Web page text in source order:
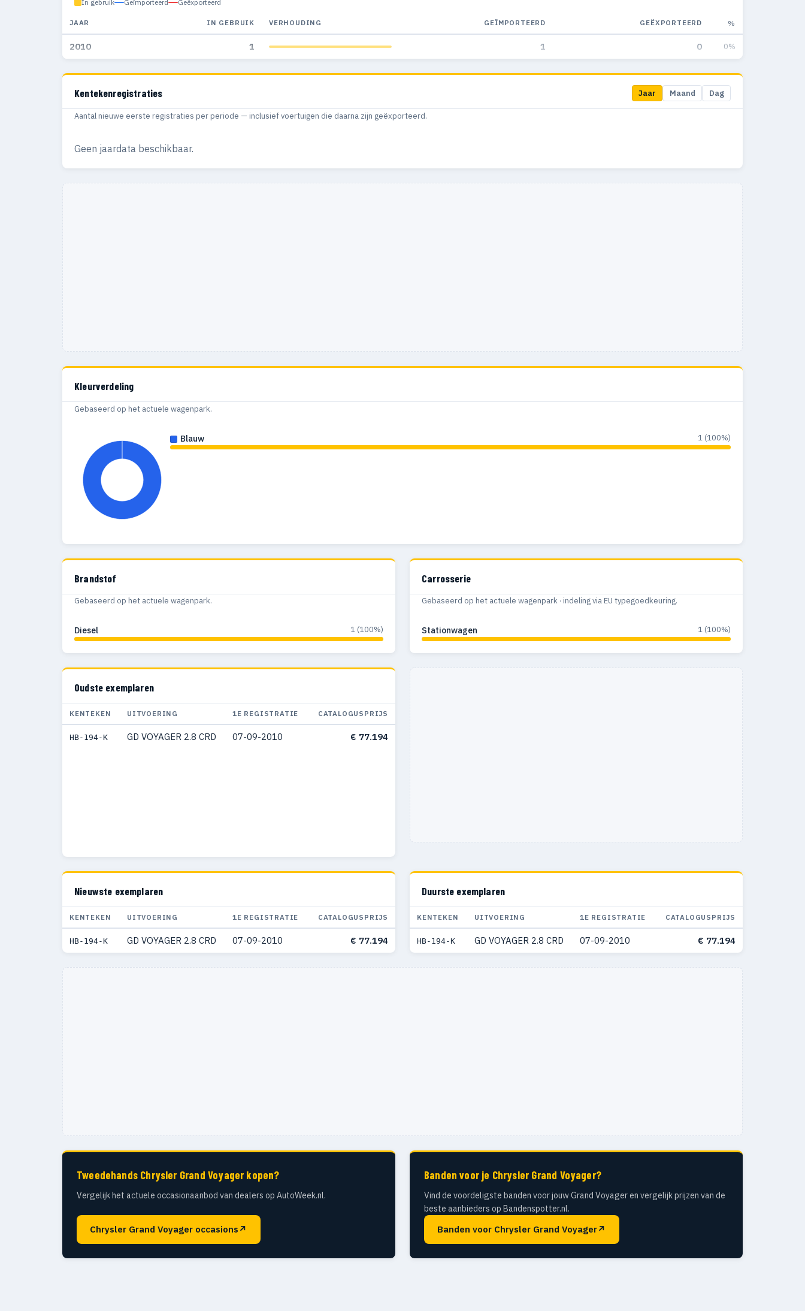
In gebruik Geïmporteerd Geëxporteerd
JAAR IN GEBRUIK VERHOUDING GEÏMPORTEERD GEËXPORTEERD %
2010 1 1 0 0%
Kentekenregistraties Jaar Maand Dag
Aantal nieuwe eerste registraties per periode — inclusief voertuigen die daarna zijn geëxporteerd.
Geen jaardata beschikbaar.
Kleurverdeling
Gebaseerd op het actuele wagenpark.
Blauw 1 (100%)
Brandstof
Gebaseerd op het actuele wagenpark.
Diesel 1 (100%)
Carrosserie
Gebaseerd op het actuele wagenpark · indeling via EU typegoedkeuring.
Stationwagen 1 (100%)
Oudste exemplaren
KENTEKEN UITVOERING 1E REGISTRATIE CATALOGUSPRIJS
HB-194-K GD VOYAGER 2.8 CRD 07-09-2010 € 77.194
Nieuwste exemplaren
KENTEKEN UITVOERING 1E REGISTRATIE CATALOGUSPRIJS
HB-194-K GD VOYAGER 2.8 CRD 07-09-2010 € 77.194
Duurste exemplaren
KENTEKEN UITVOERING 1E REGISTRATIE CATALOGUSPRIJS
HB-194-K GD VOYAGER 2.8 CRD 07-09-2010 € 77.194
Tweedehands Chrysler Grand Voyager kopen?
Vergelijk het actuele occasionaanbod van dealers op AutoWeek.nl.
Chrysler Grand Voyager occasions ↗
Banden voor je Chrysler Grand Voyager?
Vind de voordeligste banden voor jouw Grand Voyager en vergelijk prijzen van de
beste aanbieders op Bandenspotter.nl.
Banden voor Chrysler Grand Voyager↗